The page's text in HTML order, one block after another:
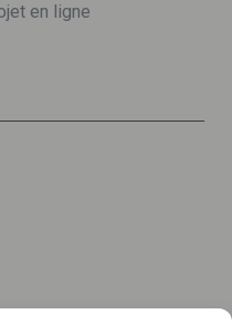
en ligne